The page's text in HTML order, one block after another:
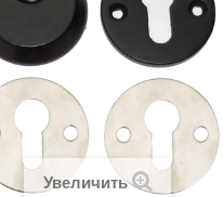
Увеличить